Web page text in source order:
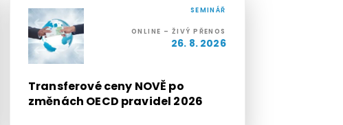
Transferové ceny NOVĚ po
změnách OECD pravidel 2026
SEMINÁŘ
ONLINE – ŽIVÝ PŘENOS
26. 8. 2026